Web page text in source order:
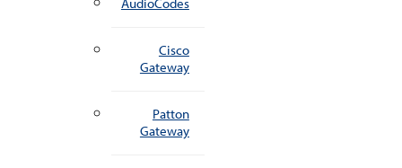
Cisco
Gateway
Patton
Gateway